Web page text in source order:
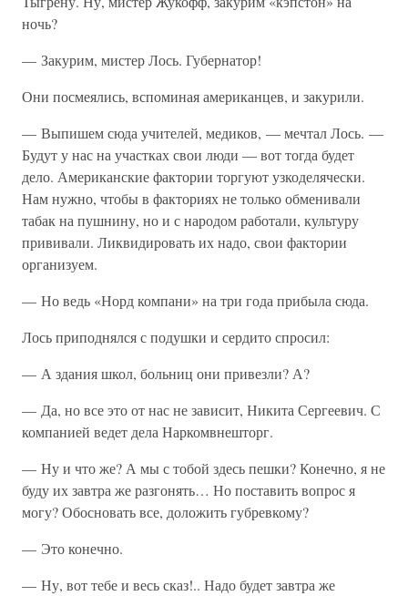
ночь?
— Закурим, мистер Лось. Губернатор!
Они посмеялись, вспоминая американцев, и закурили.
— Выпишем сюда учителей, медиков, — мечтал Лось. —
Будут у нас на участках свои люди — вот тогда будет
дело. Американские фактории торгуют узкоделячески.
Нам нужно, чтобы в факториях не только обменивали
табак на пушнину, но и с народом работали, культуру
прививали. Ликвидировать их надо, свои фактории
организуем.
— Но ведь «Норд компани» на три года прибыла сюда.
Лось приподнялся с подушки и сердито спросил:
— А здания школ, больниц они привезли? А?
— Да, но все это от нас не зависит, Никита Сергеевич. С
компанией ведет дела Наркомвнешторг.
— Ну и что же? А мы с тобой здесь пешки? Конечно, я не
буду их завтра же разгонять… Но поставить вопрос я
могу? Обосновать все, доложить губревкому?
— Это конечно.
— Ну, вот тебе и весь сказ!.. Надо будет завтра же